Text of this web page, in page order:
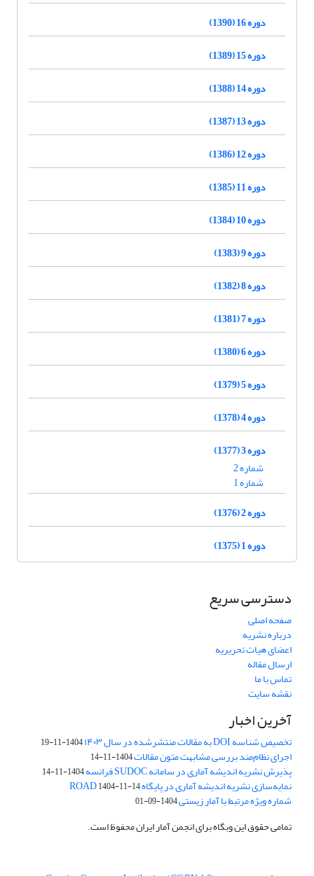
دوره 16 (1390)
دوره 15 (1389)
دوره 14 (1388)
دوره 13 (1387)
دوره 12 (1386)
دوره 11 (1385)
دوره 10 (1384)
دوره 9 (1383)
دوره 8 (1382)
دوره 7 (1381)
دوره 6 (1380)
دوره 5 (1379)
دوره 4 (1378)
دوره 3 (1377)
شماره 2
شماره 1
دوره 2 (1376)
دوره 1 (1375)
دسترسی سریع
صفحه اصلی
درباره نشریه
اعضای هیات تحریریه
ارسال مقاله
تماس با ما
نقشه سایت
آخرین اخبار
تخصیص شناسه DOI به مقالات منتشرشده در سال ۱۴۰۳ 1404-11-19
اجرای نظام‌مند بررسی مشابهت متون مقالات1404-11-14
پذیرش نشریه اندیشه آماری در سامانه SUDOC فرانسه 1404-11-14
نمایه‌سازی نشریه اندیشه آماری در پایگاه ROAD1404-11-14
شماره ویژه مرتبط با آمار زیستی1404-09-01
تمامی حقوق این وبگاه برای انجمن آمار ایران محفوظ است.